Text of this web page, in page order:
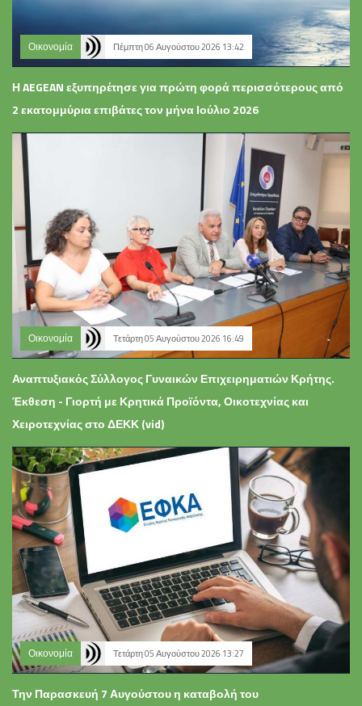
Οικονομία Πέμπτη 06 Αυγούστου 2026 13:42
Η AEGEAN εξυπηρέτησε για πρώτη φορά περισσότερους από
2 εκατομμύρια επιβάτες τον μήνα Ιούλιο 2026
Οικονομία Τετάρτη 05 Αυγούστου 2026 16:49
Αναπτυξιακός Σύλλογος Γυναικών Επιχειρηματιών Κρήτης.
Έκθεση - Γιορτή με Κρητικά Προϊόντα, Οικοτεχνίας και
Χειροτεχνίας στο ΔΕΚΚ (vid)
Οικονομία Τετάρτη 05 Αυγούστου 2026 13:27
Την Παρασκευή 7 Αυγούστου η καταβολή του